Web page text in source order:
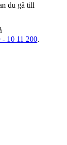
du gå till
- 10 11 200.